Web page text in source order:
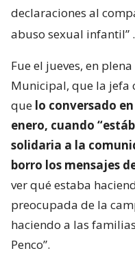
declaraciones al
abuso sexual infantil” .
Fue el jueves, en
Municipal, que la jefa
que lo conversado
enero, cuando
solidaria a la
borro los mensajes
ver qué estaba
preocupada de la
haciendo a las
Penco”.